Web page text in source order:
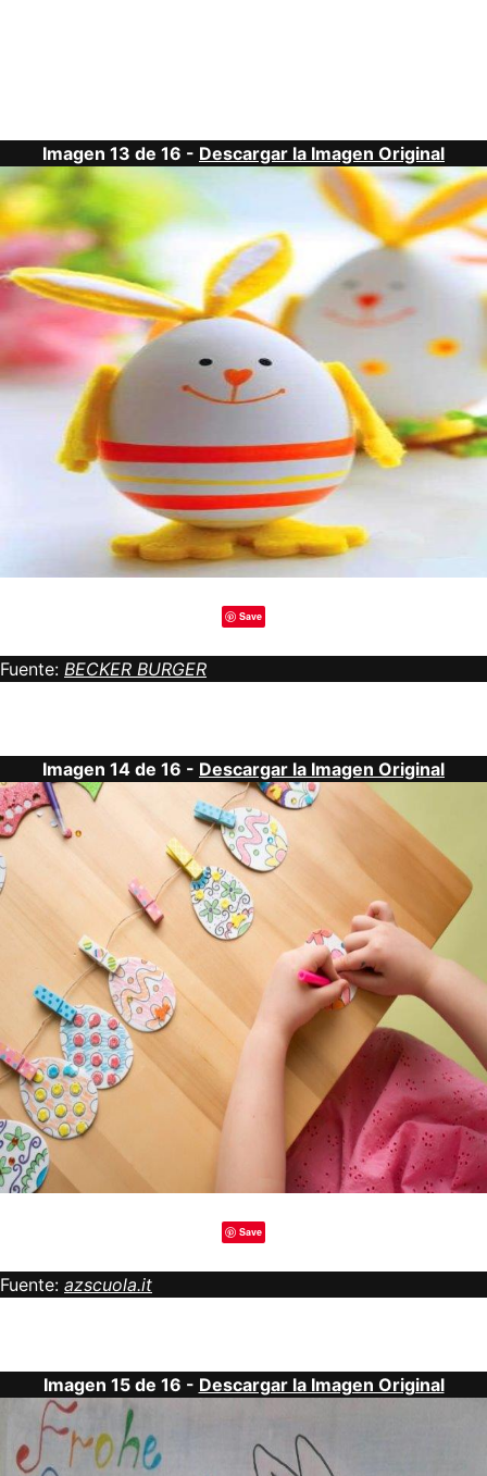
Imagen 13 de 16 - Descargar la Imagen Original
Save
Fuente: BECKER BURGER
Imagen 14 de 16 - Descargar la Imagen Original
Save
Fuente: azscuola.it
Imagen 15 de 16 - Descargar la Imagen Original